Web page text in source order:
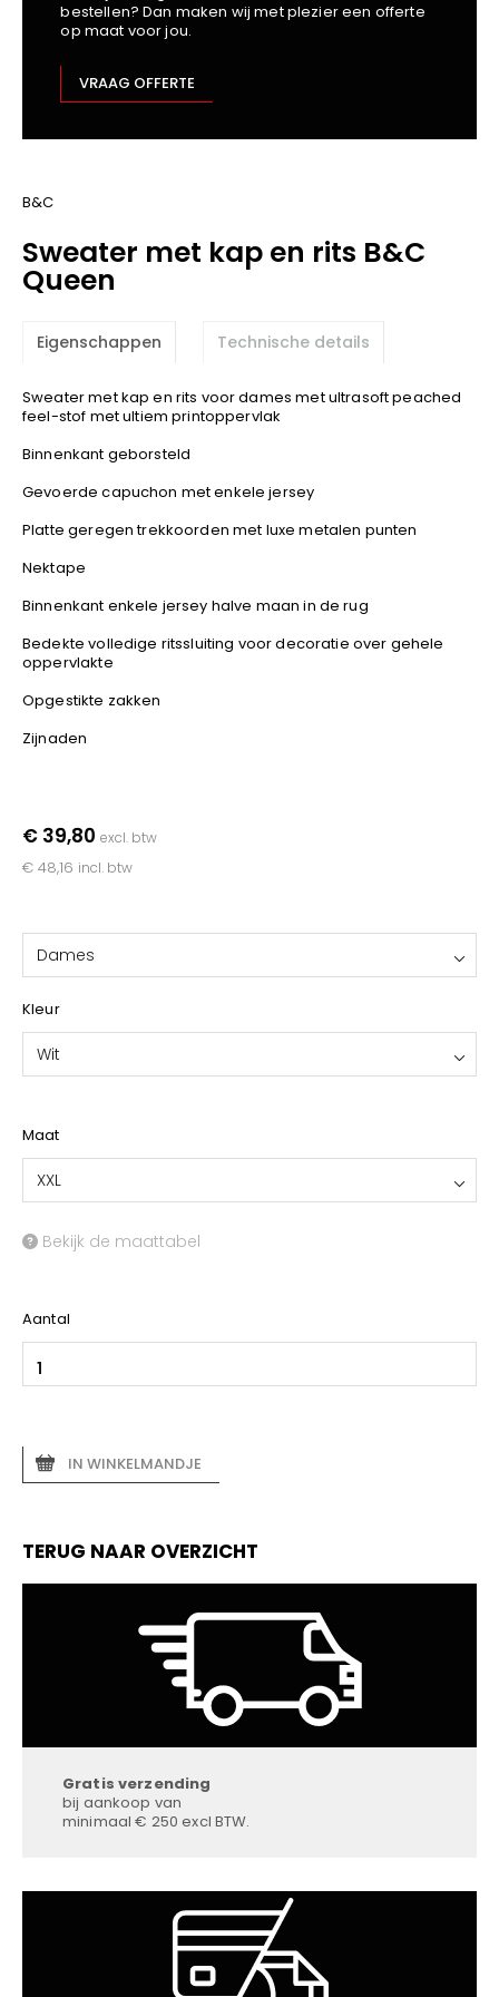
Kariban
M-Safe
OXXA
Premier
Promodoro
Result
Safety Jogger
Shugon
Spiro
Stanley/Stella
bestellen? Dan maken wij met plezier een offerte
op maat voor jou.
VRAAG OFFERTE
B&C
Sweater met kap en rits B&C
Queen
Eigenschappen Technische details
Sweater met kap en rits voor dames met ultrasoft peached
feel-stof met ultiem printoppervlak
Binnenkant geborsteld
Gevoerde capuchon met enkele jersey
Platte geregen trekkoorden met luxe metalen punten
Nektape
Binnenkant enkele jersey halve maan in de rug
Bedekte volledige ritssluiting voor decoratie over gehele
oppervlakte
Opgestikte zakken
Zijnaden
€ 39,80 excl. btw
€ 48,16 incl. btw
Dames
Kleur
Wit
Maat
XXL
Bekijk de maattabel
Aantal
IN WINKELMANDJE
TERUG NAAR OVERZICHT
Gratis verzending
bij aankoop van
minimaal € 250 excl BTW.